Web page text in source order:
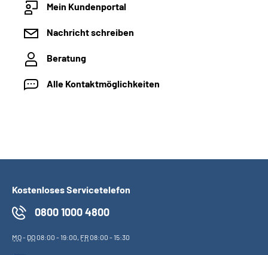
Mein Kundenportal
Nachricht schreiben
Beratung
Alle Kontaktmöglichkeiten
Kostenloses Servicetelefon
0800 1000 4800
MO- DO08:00 - 19:00, FR08:00 - 15:30